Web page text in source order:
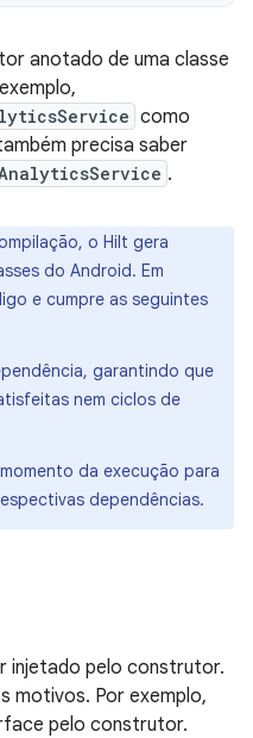
anotado de uma classe
como
precisa saber
.
o Hilt gera
do Android. Em
e cumpre as seguintes
garantindo que
nem ciclos de
da execução para
dependências.
injetado pelo construtor.
motivos. Por exemplo,
pelo construtor.